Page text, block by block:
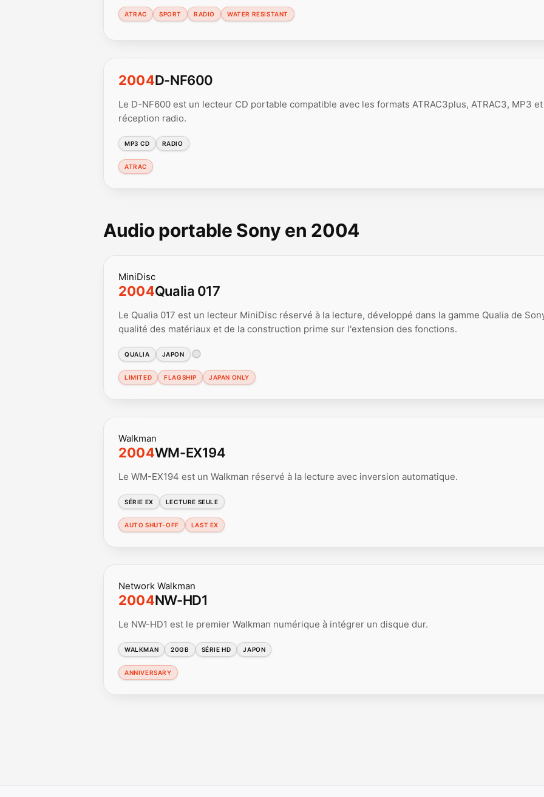
ATRAC SPORT RADIO WATER RESISTANT
2004D-NF600
Le D-NF600 est un lecteur CD portable compatible avec les formats ATRAC3plus, ATRAC3, MP3
réception radio.
MP3 CD RADIO
ATRAC
Audio portable Sony en 2004
MiniDisc
2004Qualia 017
Le Qualia 017 est un lecteur MiniDisc réservé à la lecture, développé dans la gamme Qualia de
qualité des matériaux et de la construction prime sur l'extension des fonctions.
QUALIA JAPON
LIMITED FLAGSHIP JAPAN ONLY
Walkman
2004WM-EX194
Le WM-EX194 est un Walkman réservé à la lecture avec inversion automatique.
SÉRIE EX LECTURE SEULE
AUTO SHUT-OFF LAST EX
Network Walkman
2004NW-HD1
Le NW-HD1 est le premier Walkman numérique à intégrer un disque dur.
WALKMAN 20GB SÉRIE HD JAPON
ANNIVERSARY